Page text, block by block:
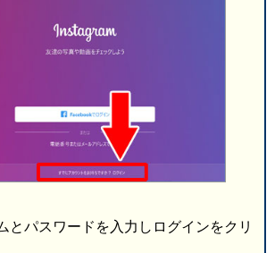
とパスワードを入力しログインをクリ